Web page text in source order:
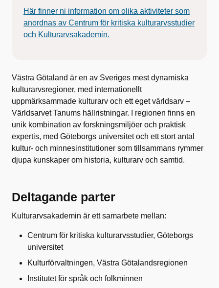
Här finner ni information om olika aktiviteter som
anordnas av Centrum för kritiska kulturarvsstudier
och Kulturarvsakademin.
Västra Götaland är en av Sveriges mest dynamiska
kulturarvsregioner, med internationellt
uppmärksammade kulturarv och ett eget världsarv –
Världsarvet Tanums hällristningar. I regionen finns en
unik kombination av forskningsmiljöer och praktisk
expertis, med Göteborgs universitet och ett stort antal
kultur- och minnesinstitutioner som tillsammans rymmer
djupa kunskaper om historia, kulturarv och samtid.
Deltagande parter
Kulturarvsakademin är ett samarbete mellan:
Centrum för kritiska kulturarvsstudier, Göteborgs
universitet
Kulturförvaltningen, Västra Götalandsregionen
Institutet för språk och folkminnen